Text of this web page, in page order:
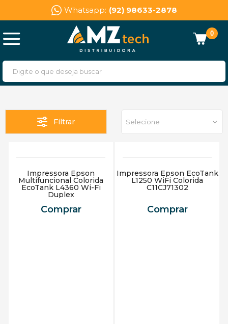
Whatsapp: (92) 98633-2878
0
Filtrar Selecione
Impressora Epson
Multifuncional Colorida
EcoTank L4360 Wi-Fi
Duplex
Comprar
Impressora Epson EcoTank
L1250 WiFi Colorida
C11CJ71302
Comprar